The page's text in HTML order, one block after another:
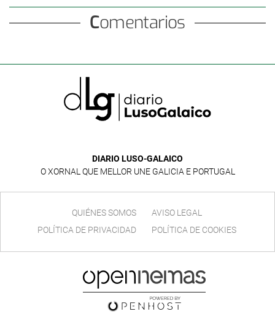
Comentarios
DIARIO LUSO-GALAICO
O XORNAL QUE MELLOR UNE GALICIA E PORTUGAL
QUIÉNES SOMOS
AVISO LEGAL
POLÍTICA DE PRIVACIDAD
POLÍTICA DE COOKIES